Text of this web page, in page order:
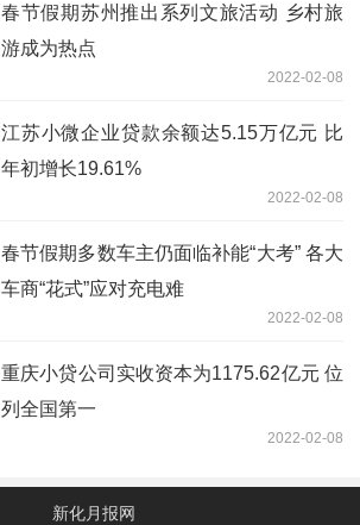
春节假期苏州推出系列文旅活动 乡村旅
游成为热点
2022-02-08
江苏小微企业贷款余额达5.15万亿元 比
年初增长19.61%
2022-02-08
春节假期多数车主仍面临补能“大考” 各大
车商“花式”应对充电难
2022-02-08
重庆小贷公司实收资本为1175.62亿元 位
列全国第一
2022-02-08
新化月报网